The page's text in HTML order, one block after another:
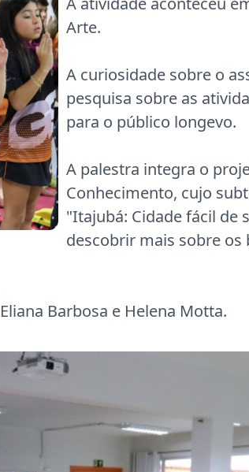
Arte.
A curiosidade sobre o
pesquisa sobre as
para o público longevo.
A palestra integra o
Conhecimento, cujo
"Itajubá: Cidade fácil de
descobrir mais sobre os
Barbosa e Helena Motta.